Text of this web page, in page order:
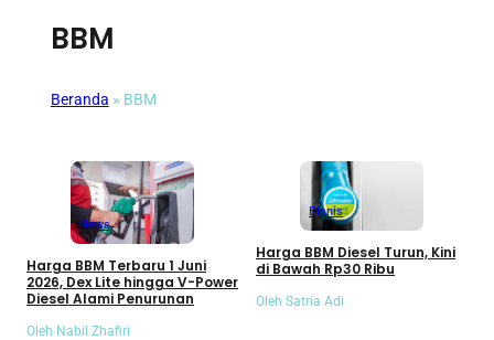
BBM
Beranda » BBM
News
Harga BBM Terbaru 1 Juni
2026, Dex Lite hingga V-Power
Diesel Alami Penurunan
Oleh Nabil Zhafiri
Bisnis
Harga BBM Diesel Turun, Kini
di Bawah Rp30 Ribu
Oleh Satria Adi